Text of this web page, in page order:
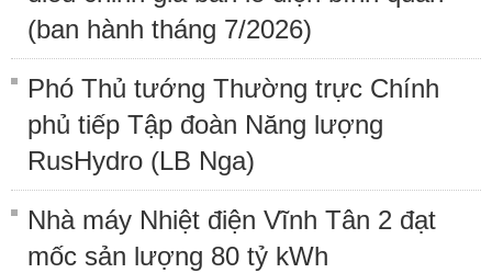
(ban hành tháng 7/2026)
Phó Thủ tướng Thường trực Chính
phủ tiếp Tập đoàn Năng lượng
RusHydro (LB Nga)
Nhà máy Nhiệt điện Vĩnh Tân 2 đạt
mốc sản lượng 80 tỷ kWh